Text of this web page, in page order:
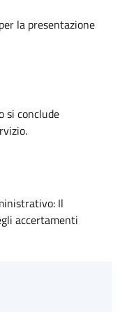
la presentazione
si conclude
Il
accertamenti